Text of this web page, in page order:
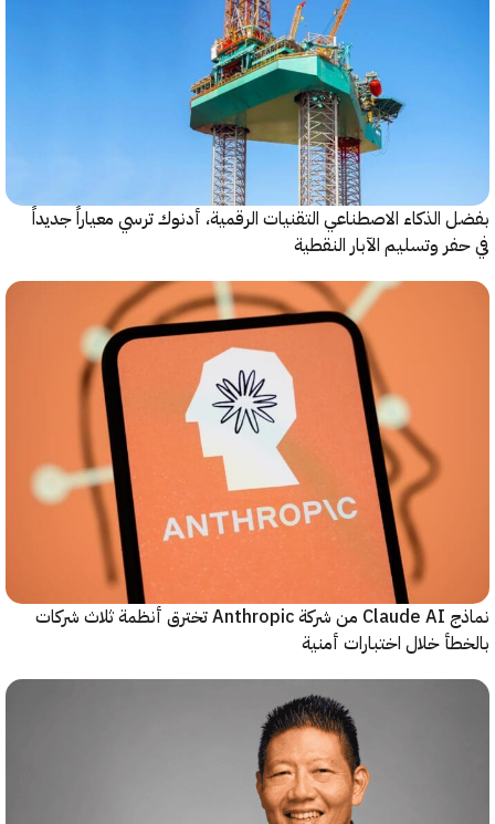
الاصطناعي التقنيات الرقمية، أدنوك ترسي معياراً جديداً
وتسليم الآبار النقطية
نماذج Claude AI من شركة Anthropic تخترق أنظمة ثلاث شركات
خلال اختبارات أمنية